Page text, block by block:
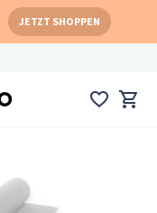
JETZT SHOPPEN